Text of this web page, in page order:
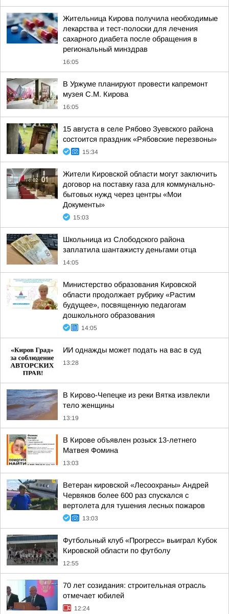
Жительница Кирова получила необходимые
лекарства и тест-полоски для лечения
сахарного диабета после обращения в
региональный минздрав
16:05
В Уржуме планируют провести капремонт
музея С.М. Кирова
16:05
15 августа в селе Рябово Зуевского района
состоится праздник «Рябовские перезвоны»
15:34
Жители Кировской области могут заключить
договор на поставку газа для коммунально-
бытовых нужд через центры «Мои
Документы»
15:03
Школьница из Слободского района
заплатила шантажисту деньгами отца
14:05
Министерство образования Кировской
области продолжает рубрику «Растим
будущее», посвященную педагогам
дошкольного образования
14:05
ИИ однажды может подать на вас в суд
13:28
В Кирово-Чепецке из реки Вятка извлекли
тело женщины
13:19
В Кирове объявлен розыск 13-летнего
Матвея Фомина
13:03
Ветеран кировской «Лесоохраны» Андрей
Червяков более 600 раз спускался с
вертолета для тушения лесных пожаров
13:03
Футбольный клуб «Прогресс» выиграл Кубок
Кировской области по футболу
12:55
70 лет созидания: строительная отрасль
отмечает юбилей
12:24